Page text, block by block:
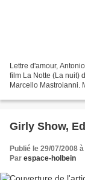
Lettre d'amour,
film La Notte (La nuit)
Marcello Mastroianni.
Girly Show,
Publié le 29/07/2008
Par espace-holbein